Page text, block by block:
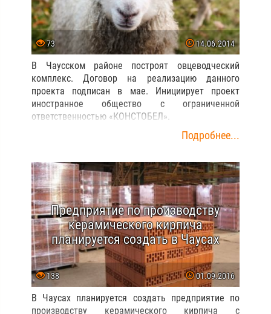
73 14.06.2014
В Чаусском районе построят овцеводческий
комплекс. Договор на реализацию данного
проекта подписан в мае. Инициирует проект
иностранное общество с ограниченной
ответственностью «КОНСТОБЕЛ».
Подробнее...
Предприятие по производству
керамического кирпича
планируется создать в Чаусах
138 01.09.2016
В Чаусах планируется создать предприятие по
производству керамического кирпича с